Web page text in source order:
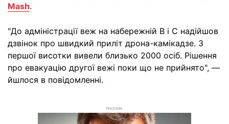
Mash.
"До адміністрації веж на набережній В і С надійшов
дзвінок про швидкий приліт дрона-камікадзе. З
першої висотки вивели близько 2000 осіб. Рішення
про евакуацію другої вежі поки що не прийнято", —
йшлося в повідомленні.
РЕКЛАМА